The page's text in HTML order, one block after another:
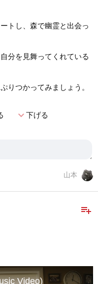
トし、森で幽霊と出会っ
分を見舞ってくれている
りつかってみましょう。
expand_more下げる
山本
playlist_add
Video)